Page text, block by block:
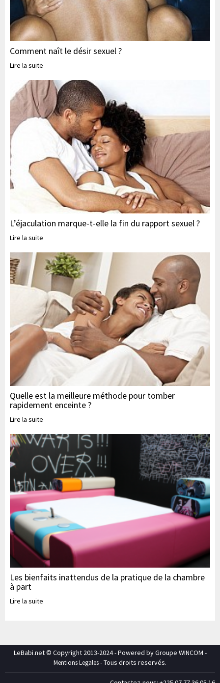
Comment naît le désir sexuel ?
Lire la suite
L’éjaculation marque-t-elle la fin du rapport sexuel ?
Lire la suite
Quelle est la meilleure méthode pour tomber
rapidement enceinte ?
Lire la suite
Les bienfaits inattendus de la pratique de la chambre
à part
Lire la suite
LeBabi.net © Copyright 2013-2024 - Powered by Groupe WINCOM -
Mentions Legales- Tous droits reservés.